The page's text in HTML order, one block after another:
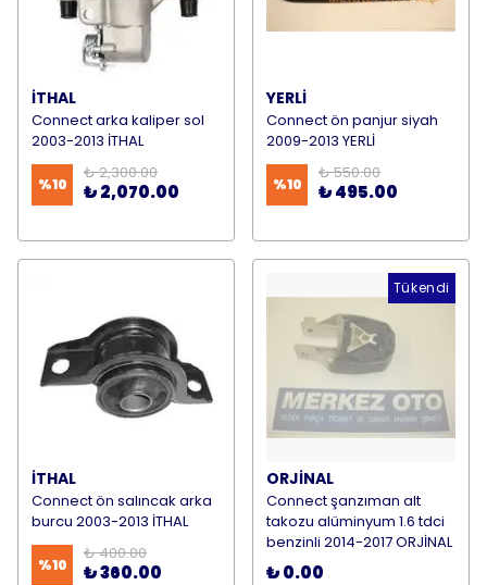
İTHAL
Connect arka kaliper sol
2003-2013 İTHAL
%10
₺ 2,300.00
₺ 2,070.00
YERLİ
Connect ön panjur siyah
2009-2013 YERLİ
%10
₺ 550.00
₺ 495.00
İTHAL
Connect ön salıncak arka
burcu 2003-2013 İTHAL
%10
₺ 400.00
₺ 360.00
Tükendi
ORJİNAL
Connect şanzıman alt
takozu alüminyum 1.6 tdci
benzinli 2014-2017 ORJİNAL
₺ 0.00